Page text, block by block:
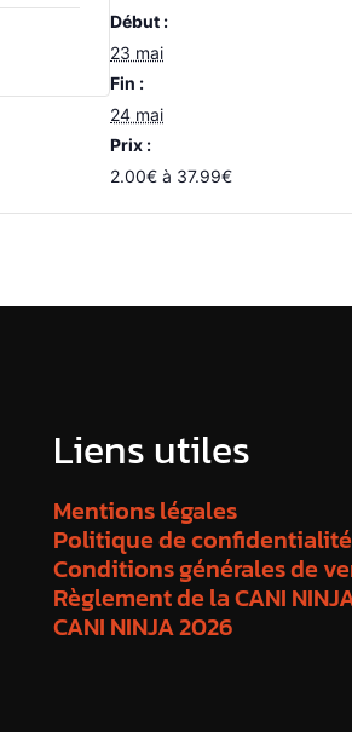
Début :
23 mai
Fin :
24 mai
Prix :
2.00€ à 37.99€
Liens utiles
Mentions légales
Politique de confidentialité
Conditions générales de
Règlement de la CANI
CANI NINJA 2026